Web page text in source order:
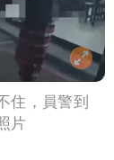
住，員警到
片